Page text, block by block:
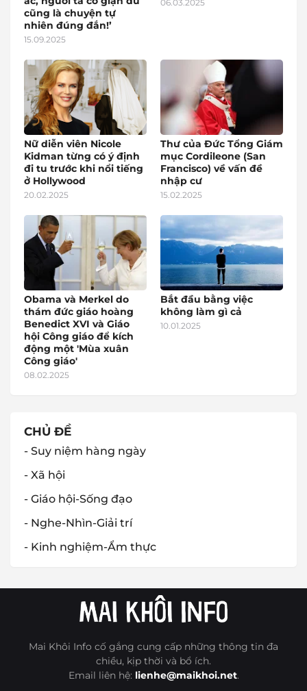
cũng là chuyện tự
nhiên đúng đắn!’
15.09.2025
06.03.2025
Nữ diễn viên Nicole
Kidman từng có ý định
đi tu trước khi nổi tiếng
ở Hollywood
20.02.2025
Thư của Đức Tổng Giám
mục Cordileone (San
Francisco) về vấn đề
nhập cư
15.02.2025
Obama và Merkel do
thám đức giáo hoàng
Benedict XVI và Giáo
hội Công giáo để kích
động một 'Mùa xuân
Công giáo'
08.02.2025
Bắt đầu bằng việc
không làm gì cả
10.01.2025
CHỦ ĐỀ
- Suy niệm hàng ngày
- Xã hội
- Giáo hội-Sống đạo
- Nghe-Nhìn-Giải trí
- Kinh nghiệm-Ẩm thực
Mai Khôi Info cố gắng cung cấp những thông tin đa
chiều, kịp thời và bổ ích.
Email liên hệ: lienhe@maikhoi.net.